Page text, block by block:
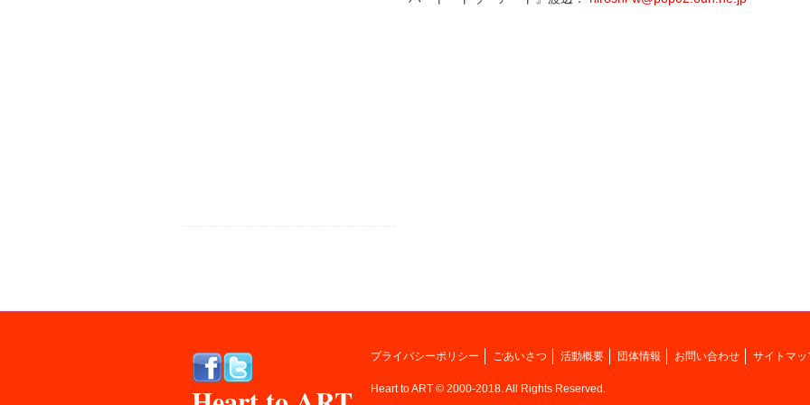
プライバシーポリシー ごあいさつ 活動概要 団体情報 お問い合わせ サイトマッ
Heart to ART © 2000-2018. All Rights Reserved.